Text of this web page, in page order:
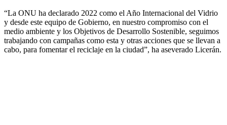
“La ONU ha declarado 2022 como el Año Internacional del Vidrio
y desde este equipo de Gobierno, en nuestro compromiso con el
medio ambiente y los Objetivos de Desarrollo Sostenible, seguimos
trabajando con campañas como esta y otras acciones que se llevan a
cabo, para fomentar el reciclaje en la ciudad”, ha aseverado Licerán.